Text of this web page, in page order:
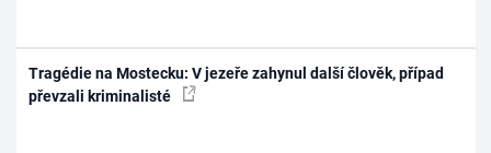
Tragédie na Mostecku: V jezeře zahynul další člověk, případ
převzali kriminalisté